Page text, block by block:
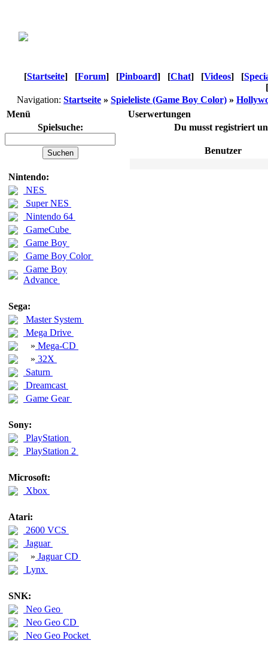
[Startseite] [Forum] [Pinboard] [Chat] [Videos] [
[
Navigation: Startseite » Spieleliste (Game Boy Color) »
Menü
Userwertungen
Spielsuche:
Nintendo:
NES
Super NES
Nintendo 64
GameCube
Game Boy
Game Boy Color
Game Boy
Advance
Sega:
Master System
Mega Drive
» Mega-CD
» 32X
Saturn
Dreamcast
Game Gear
Sony:
PlayStation
PlayStation 2
Microsoft:
Xbox
Atari:
2600 VCS
Jaguar
» Jaguar CD
Lynx
SNK:
Neo Geo
Neo Geo CD
Neo Geo Pocket
Du musst registriert
Benutzer